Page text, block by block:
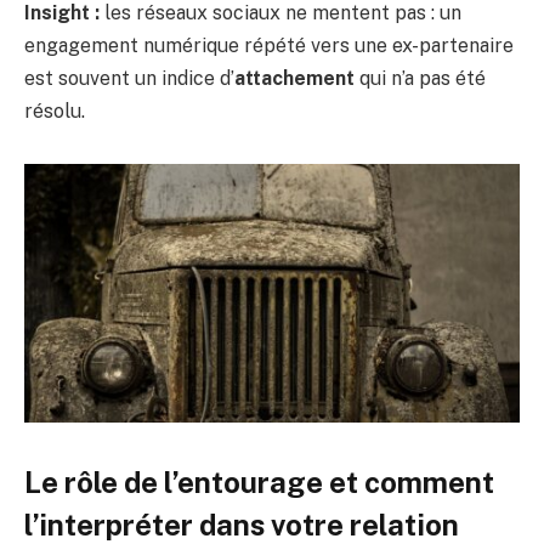
Insight : les réseaux sociaux ne mentent pas : un
engagement numérique répété vers une ex-partenaire
est souvent un indice d’attachement qui n’a pas été
résolu.
Le rôle de l’entourage et comment
l’interpréter dans votre relation